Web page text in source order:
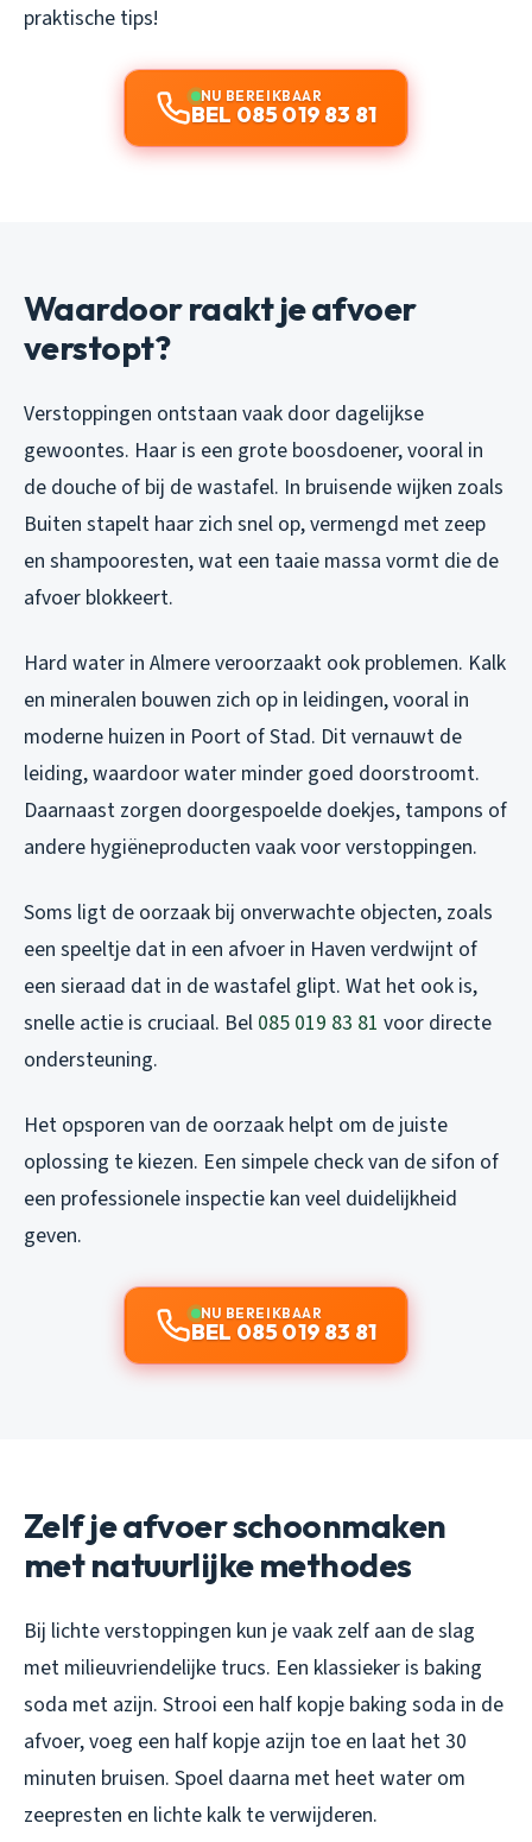
praktische tips!
NU BEREIKBAAR
BEL 085 019 83 81
Waardoor raakt je afvoer
verstopt?
Verstoppingen ontstaan vaak door dagelijkse
gewoontes. Haar is een grote boosdoener, vooral in
de douche of bij de wastafel. In bruisende wijken zoals
Buiten stapelt haar zich snel op, vermengd met zeep
en shampooresten, wat een taaie massa vormt die de
afvoer blokkeert.
Hard water in Almere veroorzaakt ook problemen. Kalk
en mineralen bouwen zich op in leidingen, vooral in
moderne huizen in Poort of Stad. Dit vernauwt de
leiding, waardoor water minder goed doorstroomt.
Daarnaast zorgen doorgespoelde doekjes, tampons of
andere hygiëneproducten vaak voor verstoppingen.
Soms ligt de oorzaak bij onverwachte objecten, zoals
een speeltje dat in een afvoer in Haven verdwijnt of
een sieraad dat in de wastafel glipt. Wat het ook is,
snelle actie is cruciaal. Bel 085 019 83 81 voor directe
ondersteuning.
Het opsporen van de oorzaak helpt om de juiste
oplossing te kiezen. Een simpele check van de sifon of
een professionele inspectie kan veel duidelijkheid
geven.
NU BEREIKBAAR
BEL 085 019 83 81
Zelf je afvoer schoonmaken
met natuurlijke methodes
Bij lichte verstoppingen kun je vaak zelf aan de slag
met milieuvriendelijke trucs. Een klassieker is baking
soda met azijn. Strooi een half kopje baking soda in de
afvoer, voeg een half kopje azijn toe en laat het 30
minuten bruisen. Spoel daarna met heet water om
zeepresten en lichte kalk te verwijderen.